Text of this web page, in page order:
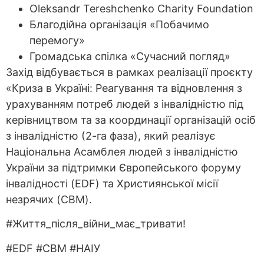
Oleksandr Tereshchenko Charity Foundation
Благодійна організація «Побачимо
перемогу»
Громадська спілка «Сучасний погляд»
Захід відбувається в рамках реалізації проєкту
«Криза в Україні: Реагування та відновлення з
урахуванням потреб людей з інвалідністю під
керівництвом та за координації організацій осіб
з інвалідністю (2-га фаза), який реалізує
Національна Асамблея людей з інвалідністю
України за підтримки Європейського форуму
інвалідності (EDF) та Християнської місії
незрячих (CBM).
#Життя_після_війни_має_тривати!
#EDF #CBM #НАІУ